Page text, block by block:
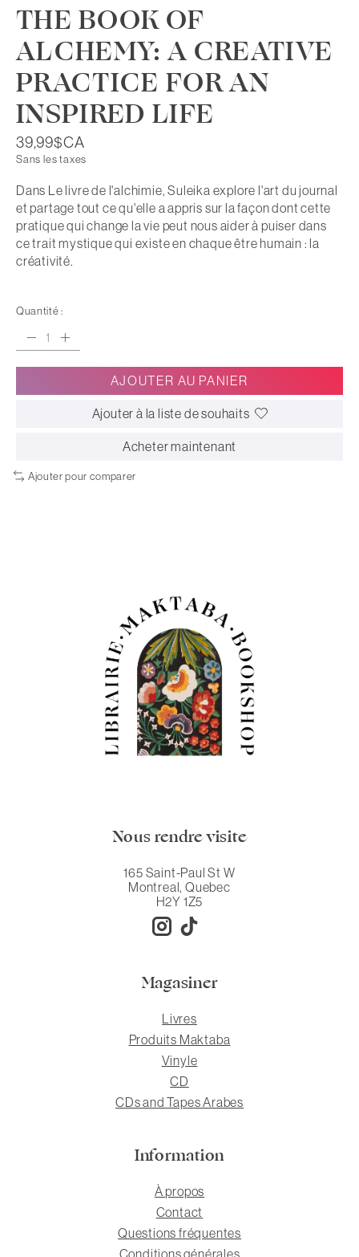
THE BOOK OF
ALCHEMY: A CREATIVE
PRACTICE FOR AN
INSPIRED LIFE
39,99$CA
Sans les taxes
Dans Le livre de l'alchimie, Suleika explore l'art du journal
et partage tout ce qu'elle a appris sur la façon dont cette
pratique qui change la vie peut nous aider à puiser dans
ce trait mystique qui existe en chaque être humain : la
créativité.
Quantité :
AJOUTER AU PANIER
Ajouter à la liste de souhaits
Acheter maintenant
Ajouter pour comparer
Nous rendre visite
165 Saint-Paul St W
Montreal, Quebec
H2Y 1Z5
Magasiner
Livres
Produits Maktaba
Vinyle
CD
CDs and Tapes Arabes
Information
À propos
Contact
Questions fréquentes
Conditions générales